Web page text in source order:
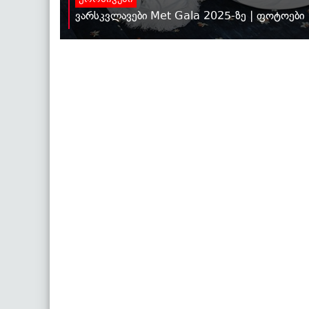
ვარსკვლავები Met Gala 2025-ზე | ფოტოები